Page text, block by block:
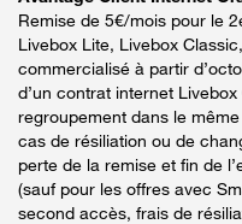
Remise de 5€/mois pour le
Livebox Lite, Livebox
commercialisé à partir
d’un contrat internet
regroupement dans le
cas de résiliation ou de
perte de la remise et fin de
(sauf pour les offres avec
second accès, frais de